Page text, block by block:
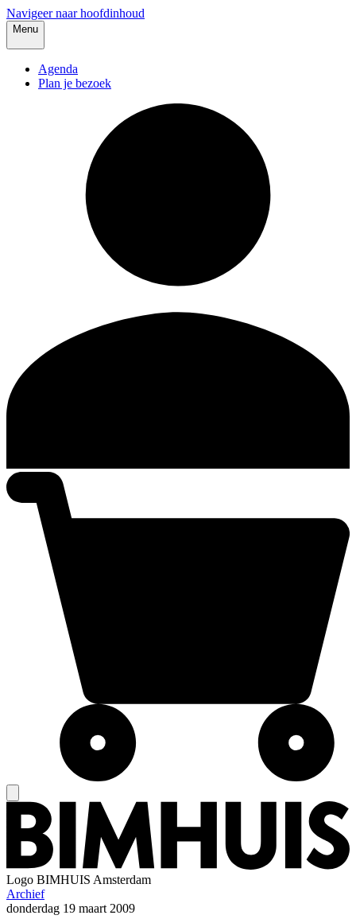
Navigeer naar hoofdinhoud
Menu
Agenda
Plan je bezoek
Logo BIMHUIS Amsterdam
Archief
donderdag 19 maart 2009